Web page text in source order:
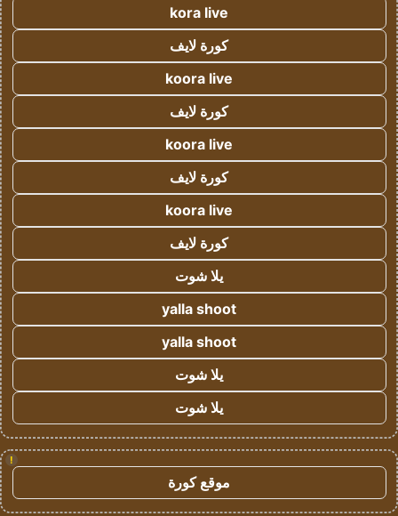
kora live
كورة لايف
koora live
كورة لايف
koora live
كورة لايف
koora live
كورة لايف
يلا شوت
yalla shoot
yalla shoot
يلا شوت
يلا شوت
!
موقع كورة